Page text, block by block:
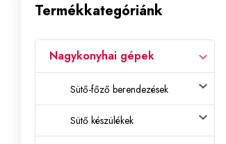
Termékkategóriánk
Nagykonyhai gépek
Sütő-főző berendezések
Sütő készülékek